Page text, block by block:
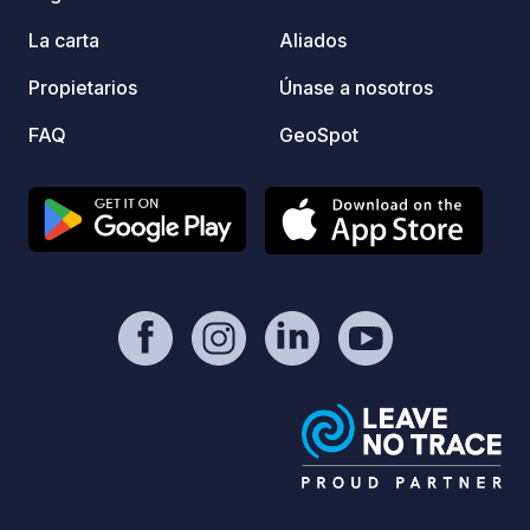
La carta
Propietarios
FAQ
Aliados
Únase a nosotros
GeoSpot